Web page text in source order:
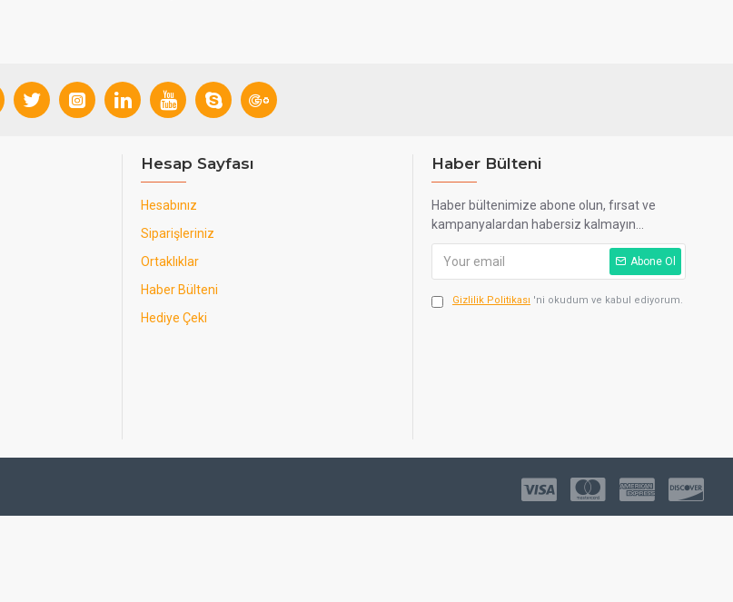
Hesap Sayfası
Hesabınız
Siparişleriniz
Ortaklıklar
Haber Bülteni
Hediye Çeki
Haber Bülteni
Haber bültenimize abone olun, fırsat ve
kampanyalardan habersiz kalmayın...
Abone Ol
Gizlilik Politikası 'ni okudum ve kabul ediyorum.